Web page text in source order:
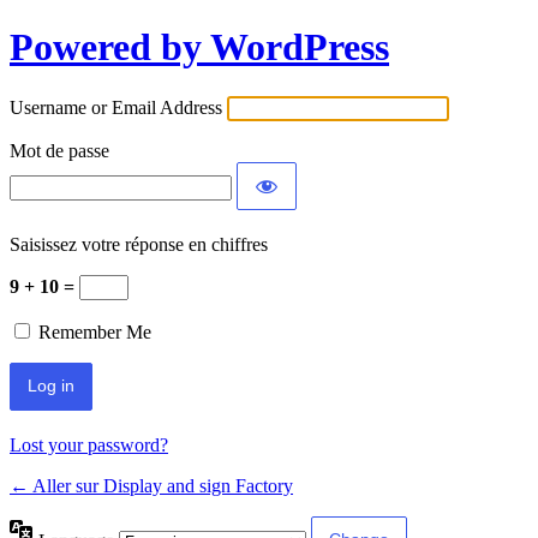
Powered by WordPress
Username or Email Address
Mot de passe
Saisissez votre réponse en chiffres
9 + 10 =
Remember Me
Lost your password?
← Aller sur Display and sign Factory